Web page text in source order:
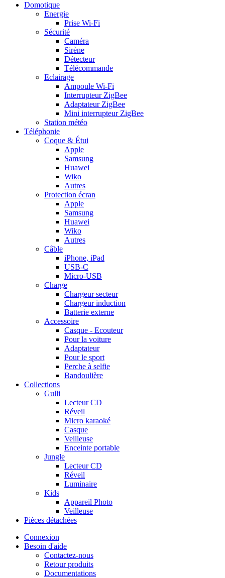
Domotique
Energie
Prise Wi-Fi
Sécurité
Caméra
Sirène
Détecteur
Télécommande
Eclairage
Ampoule Wi-Fi
Interrupteur ZigBee
Adaptateur ZigBee
Mini interrupteur ZigBee
Station météo
Téléphonie
Coque & Étui
Apple
Samsung
Huawei
Wiko
Autres
Protection écran
Apple
Samsung
Huawei
Wiko
Autres
Câble
iPhone, iPad
USB-C
Micro-USB
Charge
Chargeur secteur
Chargeur induction
Batterie externe
Accessoire
Casque - Ecouteur
Pour la voiture
Adaptateur
Pour le sport
Perche à selfie
Bandoulière
Collections
Gulli
Lecteur CD
Réveil
Micro karaoké
Casque
Veilleuse
Enceinte portable
Jungle
Lecteur CD
Réveil
Luminaire
Kids
Appareil Photo
Veilleuse
Pièces détachées
Connexion
Besoin d'aide
Contactez-nous
Retour produits
Documentations